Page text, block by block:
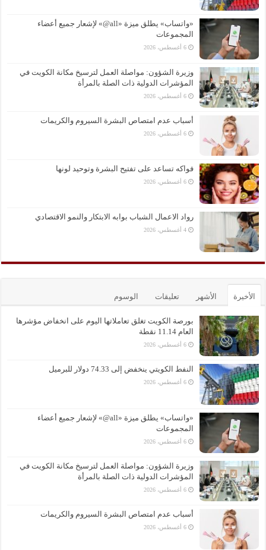
«واتساب» يطلق ميزة «all@» لإشعار جميع أعضاء
المجموعات
6 أغسطس، 2026
وزيرة الشؤون: مواصلة العمل لترسيخ مكانة الكويت في
المؤشرات الدولية ذات الصلة بالمرأة
6 أغسطس، 2026
أسباب عدم امتصاص البشرة السيروم والكريمات
6 أغسطس، 2026
فواكه تساعد على تفتيح البشرة وتوحيد لونها
6 أغسطس، 2026
رواد الاعمال الشباب بوابه الابتكار والنمو الاقتصادي
4 أغسطس، 2026
الأخيرة الأشهر تعليقات الوسوم
بورصة الكويت تغلق تعاملاتها اليوم على انخفاض مؤشرها
العام 11.14 نقطة
6 أغسطس، 2026
النفط الكويتي ينخفض إلى 74.33 دولار للبرميل
6 أغسطس، 2026
«واتساب» يطلق ميزة «all@» لإشعار جميع أعضاء
المجموعات
6 أغسطس، 2026
وزيرة الشؤون: مواصلة العمل لترسيخ مكانة الكويت في
المؤشرات الدولية ذات الصلة بالمرأة
6 أغسطس، 2026
أسباب عدم امتصاص البشرة السيروم والكريمات
6 أغسطس، 2026